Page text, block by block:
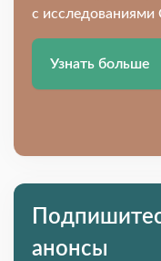
с исследованиями
Узнать больше
анонсы